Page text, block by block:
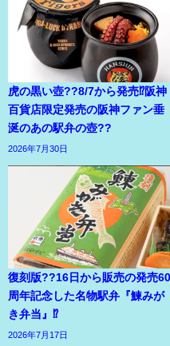
虎の黒い壺??8/7から発売⁉阪神
百貨店限定発売の阪神ファン垂
涎のあの駅弁の壺??
2026年7月30日
復刻版??16日から販売の発売60
周年記念した名物駅弁『鰊みが
き弁当』⁉
2026年7月17日